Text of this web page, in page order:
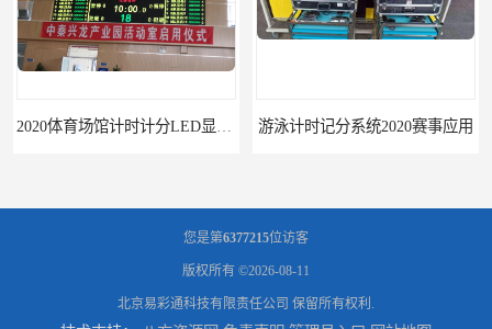
游泳计时记分系统2020赛事应用
您是第6377215位访客
版权所有 ©2026-08-11
北京易彩通科技有限责任公司 保留所有权利.